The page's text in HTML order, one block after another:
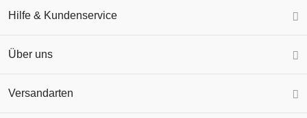
Hilfe & Kundenservice
Über uns
Versandarten